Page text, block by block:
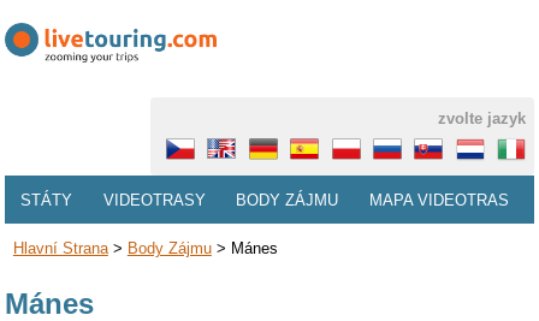
zvolte jazyk
STÁTY VIDEOTRASY BODY ZÁJMU MAPA VIDEOTRAS
Hlavní Strana> Body Zájmu> Mánes
Mánes